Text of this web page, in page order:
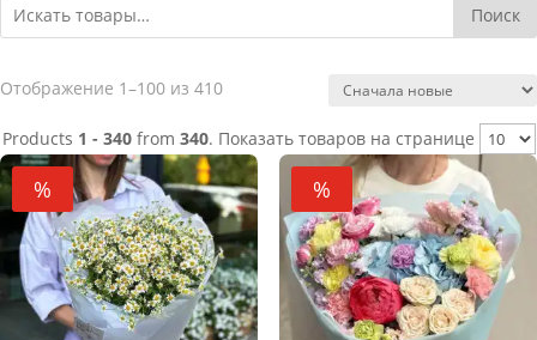
Поиск
Отображение 1–100 из 410Сортировка:
недавние
Products 1 - 340from 340. Показать товаров на странице
% %